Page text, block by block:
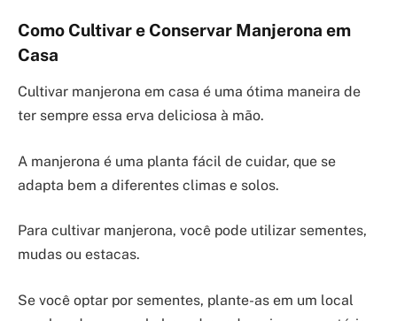
Como Cultivar e Conservar Manjerona em
Casa
Cultivar manjerona em casa é uma ótima maneira de
ter sempre essa erva deliciosa à mão.
A manjerona é uma planta fácil de cuidar, que se
adapta bem a diferentes climas e solos.
Para cultivar manjerona, você pode utilizar sementes,
mudas ou estacas.
Se você optar por sementes, plante-as em um local